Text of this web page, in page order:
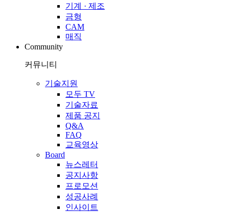
기계 · 제조
금형
CAM
매직
Community
커뮤니티
기술지원
모두 TV
기술자료
제품 공지
Q&A
FAQ
교육영상
Board
뉴스레터
공지사항
프로모션
성공사례
인사이트